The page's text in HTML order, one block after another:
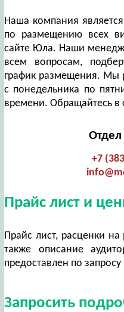
Наша компания
по размещению всех
сайте Юла. Наши
всем вопросам,
график размещения. Мы
с понедельника по
времени. Обращайтесь в
+7
Прайс лист и
Прайс лист, расценки
также описание
предоставлен по запросу
Запросить